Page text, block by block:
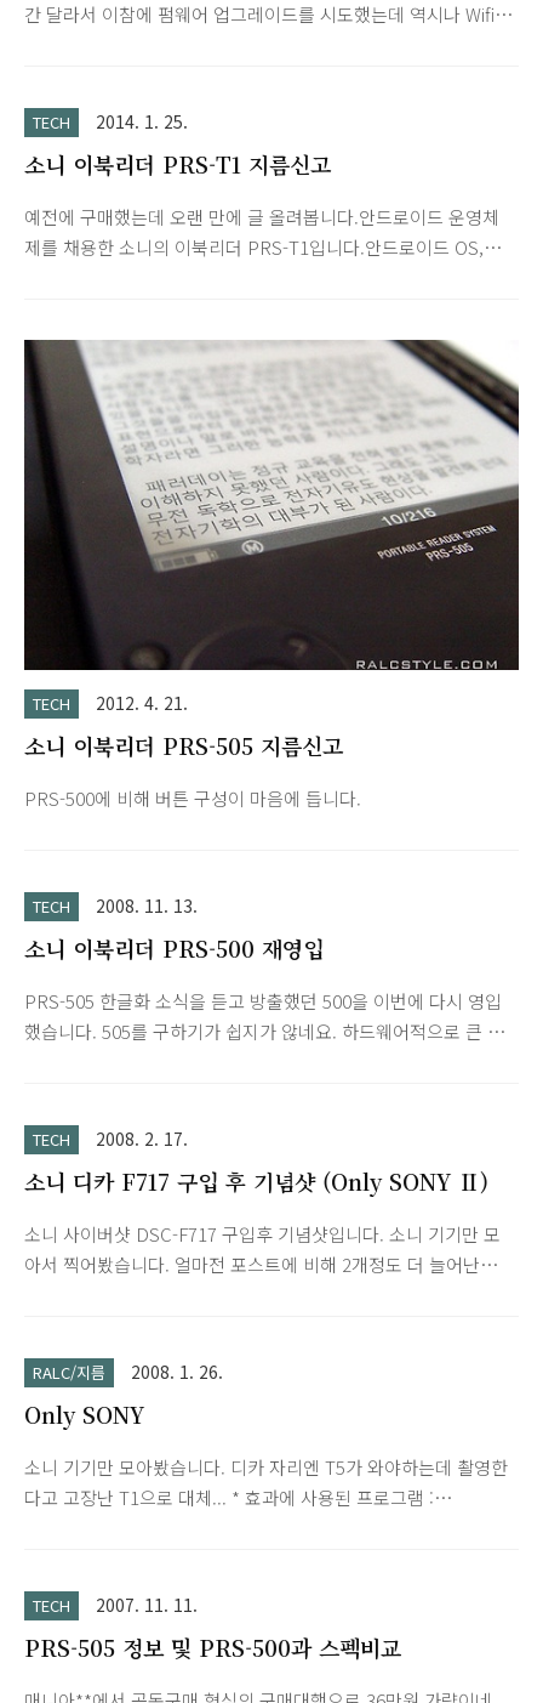
간 달라서 이참에 펌웨어 업그레이드를 시도했는데 역시나 Wifi
로 해외 직구매했는데 항공우편으로 배송이라서 언제 도착할런
지...최근에 아마존이 국내에 진출한다고 하던데 어서 빨리 들어
와서 이북 시장이 활성화되었으면 좋겠네요.
TECH 2014. 1. 25.
소니 이북리더 PRS-T1 지름신고
예전에 구매했는데 오랜 만에 글 올려봅니다.안드로이드 운영체
제를 채용한 소니의 이북리더 PRS-T1입니다.안드로이드 OS,
서 전자책 이용도 가능합니다. 저는 때마침 회사에서 전자도서관
을 열어서 북큐브를 이용하여 대여해서 보고 있습니다. 종이의 활
자를 읽는 듯한 가독성입니다. 별도의 라이트가 없으면 일반 책처
럼 어두운 곳에서 읽긴 어렵습니다. 예전 PRS-500이나 505 모델
은 텍스트 파일을 바로 읽을 수 있었는데 T1은 바로 읽는 방법을
모르겠네요.현재는 Moon Reader 설치해서 보고 있습니다. 장점
: 안드로이드 OS라서 루팅 후 다양한 앱 설치가능. 무선랜,..
TECH 2012. 4. 21.
소니 이북리더 PRS-505 지름신고
PRS-500에 비해 버튼 구성이 마음에 듭니다.
TECH 2008. 11. 13.
소니 이북리더 PRS-500 재영입
PRS-505 한글화 소식을 듣고 방출했던 500을 이번에 다시 영입
했습니다. 505를 구하기가 쉽지가 않네요. 하드웨어적으로 큰 차
션 리더가 될지 모르겠지만 아껴줄 기기가 하나 더 늘어났네요.
^^ 사진은 예전껄로... 워터마크만 랄크스타일로 새겨넣었습니다.
TECH 2008. 2. 17.
소니 디카 F717 구입 후 기념샷 (Only SONY Ⅱ)
소니 사이버샷 DSC-F717 구입후 기념샷입니다. 소니 기기만 모
아서 찍어봤습니다. 얼마전 포스트에 비해 2개정도 더 늘어난
RALC/지름 2008. 1. 26.
Only SONY
소니 기기만 모아봤습니다. 디카 자리엔 T5가 와야하는데 촬영한
다고 고장난 T1으로 대체... * 효과에 사용된 프로그램 :
TECH 2007. 11. 11.
PRS-505 정보 및 PRS-500과 스펙비교